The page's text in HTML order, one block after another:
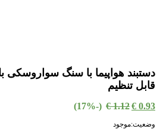
دستبند هواپیما با سنگ سواروسکی
قابل تنظیم
€ 0.93
€1.12
(-17%)
وضعیت:موجود